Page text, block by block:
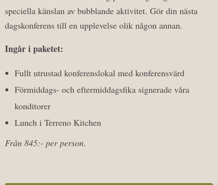
speciella känslan av bubblande aktivitet. Gör din nästa
dagskonferens till en upplevelse olik någon annan.
Ingår i paketet:
Fullt utrustad konferenslokal med konferensvärd
Förmiddags- och eftermiddagsfika signerade våra
konditorer
Lunch i Terreno Kitchen
Från 845:- per person.